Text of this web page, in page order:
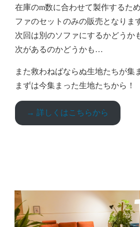
在庫のm数に合わせて製作するた
ファのセットのみの販売となりま
次回は別のソファにするかどう
次があるのかどうかも…
また救わねばならぬ生地たちが集
まずは今集まった生地たちから！
→ 詳しくはこちらから